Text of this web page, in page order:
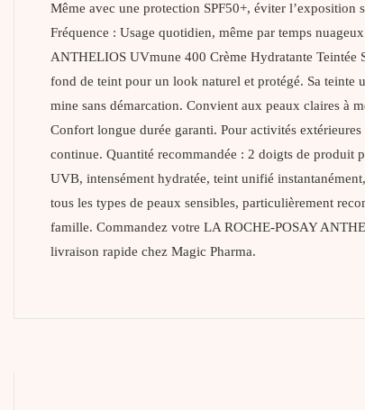
Même avec une protection SPF50+, éviter l’exposition
Fréquence : Usage quotidien, même par temps
ANTHELIOS UVmune 400 Crème Hydratante Teintée
fond de teint pour un look naturel et protégé. Sa teinte
mine sans démarcation. Convient aux peaux claires à
Confort longue durée garanti. Pour activités
continue. Quantité recommandée : 2 doigts de produit
UVB, intensément hydratée, teint unifié
tous les types de peaux sensibles, particulièrement
famille. Commandez votre LA ROCHE-POSAY
livraison rapide chez Magic Pharma.